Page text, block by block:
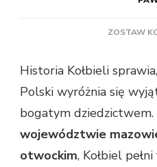
ZOSTAW
Historia Kołbieli
Polski wyróżnia się
bogatym dziedzictwem.
województwie
otwockim, Kołbiel